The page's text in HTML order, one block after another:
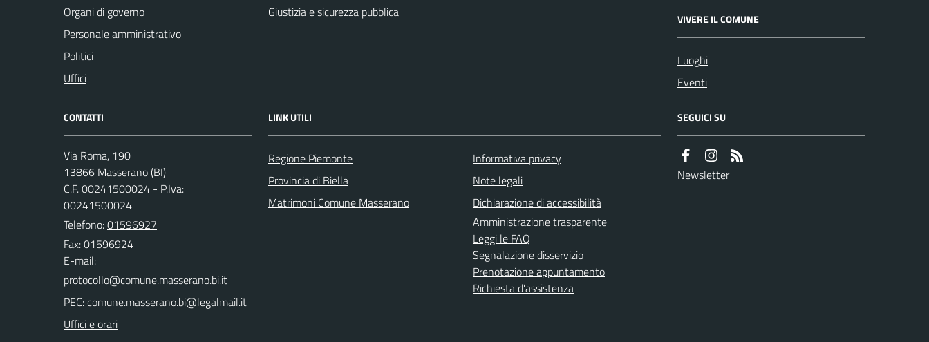
Organi di governo
Personale amministrativo
Politici
Uffici
Giustizia e sicurezza pubblica
VIVERE IL COMUNE
Luoghi
Eventi
CONTATTI
Via Roma, 190
13866 Masserano (BI)
C.F. 00241500024 - P.Iva:
00241500024
Telefono:01596927
Fax: 01596924
E-mail:
PEC:
Uffici e orari
LINK UTILI
Regione Piemonte
Provincia di Biella
Matrimoni Comune Masserano
Informativa privacy
Note legali
Dichiarazione di accessibilità
Amministrazione trasparente
Leggi le FAQ
Segnalazione disservizio
Prenotazione appuntamento
Richiesta d'assistenza
SEGUICI SU
Newsletter